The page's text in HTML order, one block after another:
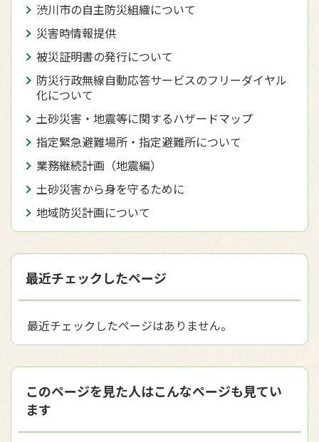
渋川市の自主防災組織について
災害時情報提供
被災証明書の発行について
防災行政無線自動応答サービスのフリーダイヤル
化について
土砂災害・地震等に関するハザードマップ
指定緊急避難場所・指定避難所について
業務継続計画（地震編）
土砂災害から身を守るために
地域防災計画について
最近チェックしたページ
最近チェックしたページはありません。
このページを見た人はこんなページも見てい
ます